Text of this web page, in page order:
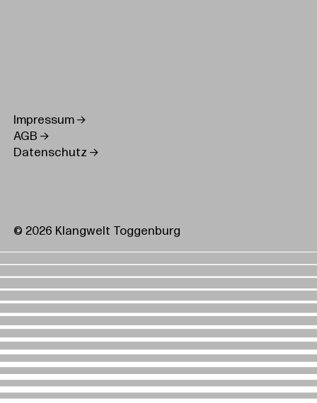
Impressum
AGB
Datenschutz
© 2026 Klangwelt Toggenburg